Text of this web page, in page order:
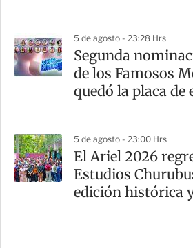
5 de agosto - 23:28 Hrs
Segunda
de los Famosos
quedó la placa de
5 de agosto - 23:00 Hrs
El Ariel 2026
Estudios
edición histórica